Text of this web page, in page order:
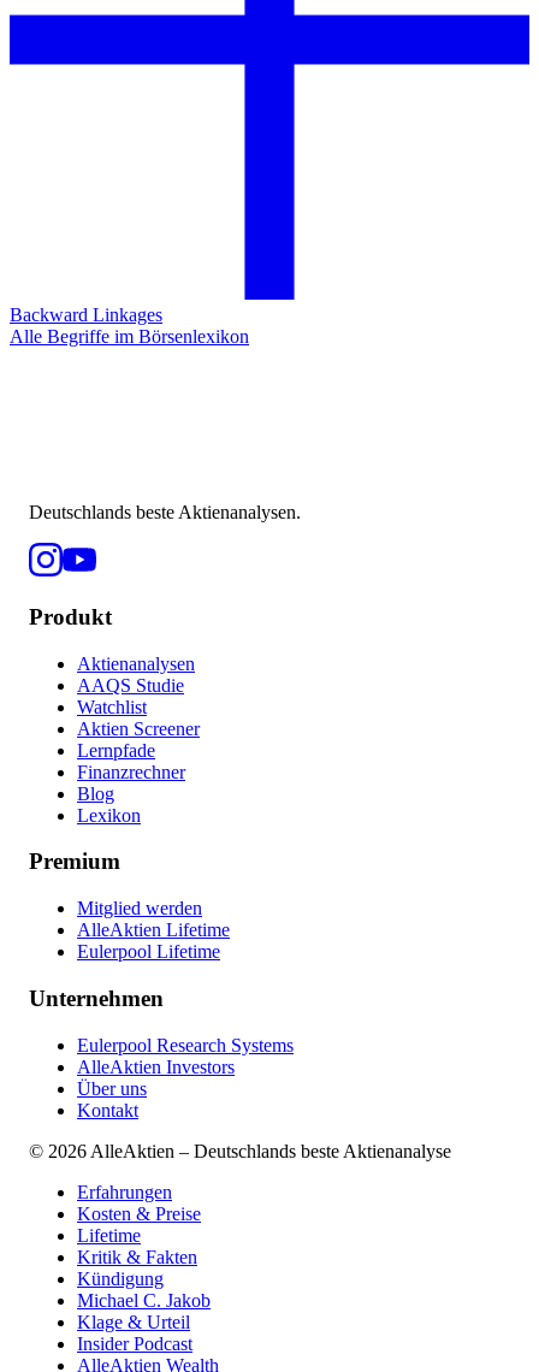
Backward Linkages
Alle Begriffe im Börsenlexikon
Deutschlands beste Aktienanalysen.
Produkt
Aktienanalysen
AAQS Studie
Watchlist
Aktien Screener
Lernpfade
Finanzrechner
Blog
Lexikon
Premium
Mitglied werden
AlleAktien Lifetime
Eulerpool Lifetime
Unternehmen
Eulerpool Research Systems
AlleAktien Investors
Über uns
Kontakt
© 2026 AlleAktien – Deutschlands beste Aktienanalyse
Erfahrungen
Kosten & Preise
Lifetime
Kritik & Fakten
Kündigung
Michael C. Jakob
Klage & Urteil
Insider Podcast
AlleAktien Wealth